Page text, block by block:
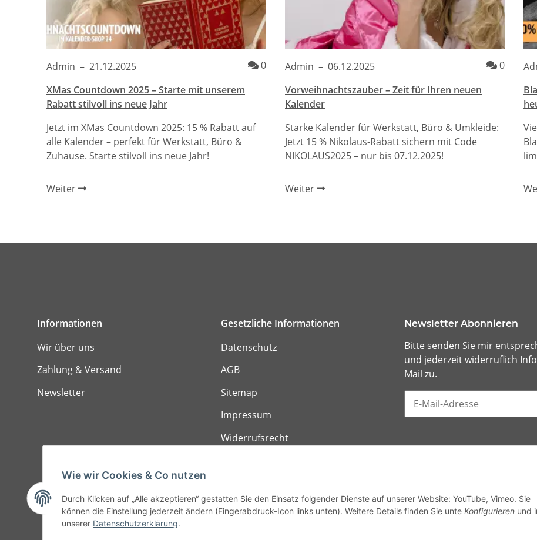
Admin – 21.12.2025 Kommentare
0
XMas Countdown 2025 – Starte mit unserem
Rabatt stilvoll ins neue Jahr
Jetzt im XMas Countdown 2025: 15 % Rabatt auf
alle Kalender – perfekt für Werkstatt, Büro &
Zuhause. Starte stilvoll ins neue Jahr!
Weiter
Admin – 06.12.2025
0
Vorweihnachtszauber – Zeit für Ihren neuen
Kalender
Starke Kalender für Werkstatt, Büro & Umkleide:
Jetzt 15 % Nikolaus-Rabatt sichern mit Code
NIKOLAUS2025 – nur bis 07.12.2025!
Weiter
Informationen
Wir über uns
Zahlung & Versand
Newsletter
Gesetzliche Informationen
Datenschutz
AGB
Sitemap
Impressum
Widerrufsrecht
Newsletter Abonnieren
Bitte senden Sie mir
und jederzeit widerruflich
Mail zu.
Wie wir Cookies & Co nutzen
Durch Klicken auf „Alle akzeptieren“ gestatten Sie den Einsatz folgender Dienste auf unserer Website: YouTube, Vimeo. Sie
können die Einstellung jederzeit ändern (Fingerabdruck-Icon links unten). Weitere Details finden Sie unte Konfigurieren und
unserer Datenschutzerklärung.